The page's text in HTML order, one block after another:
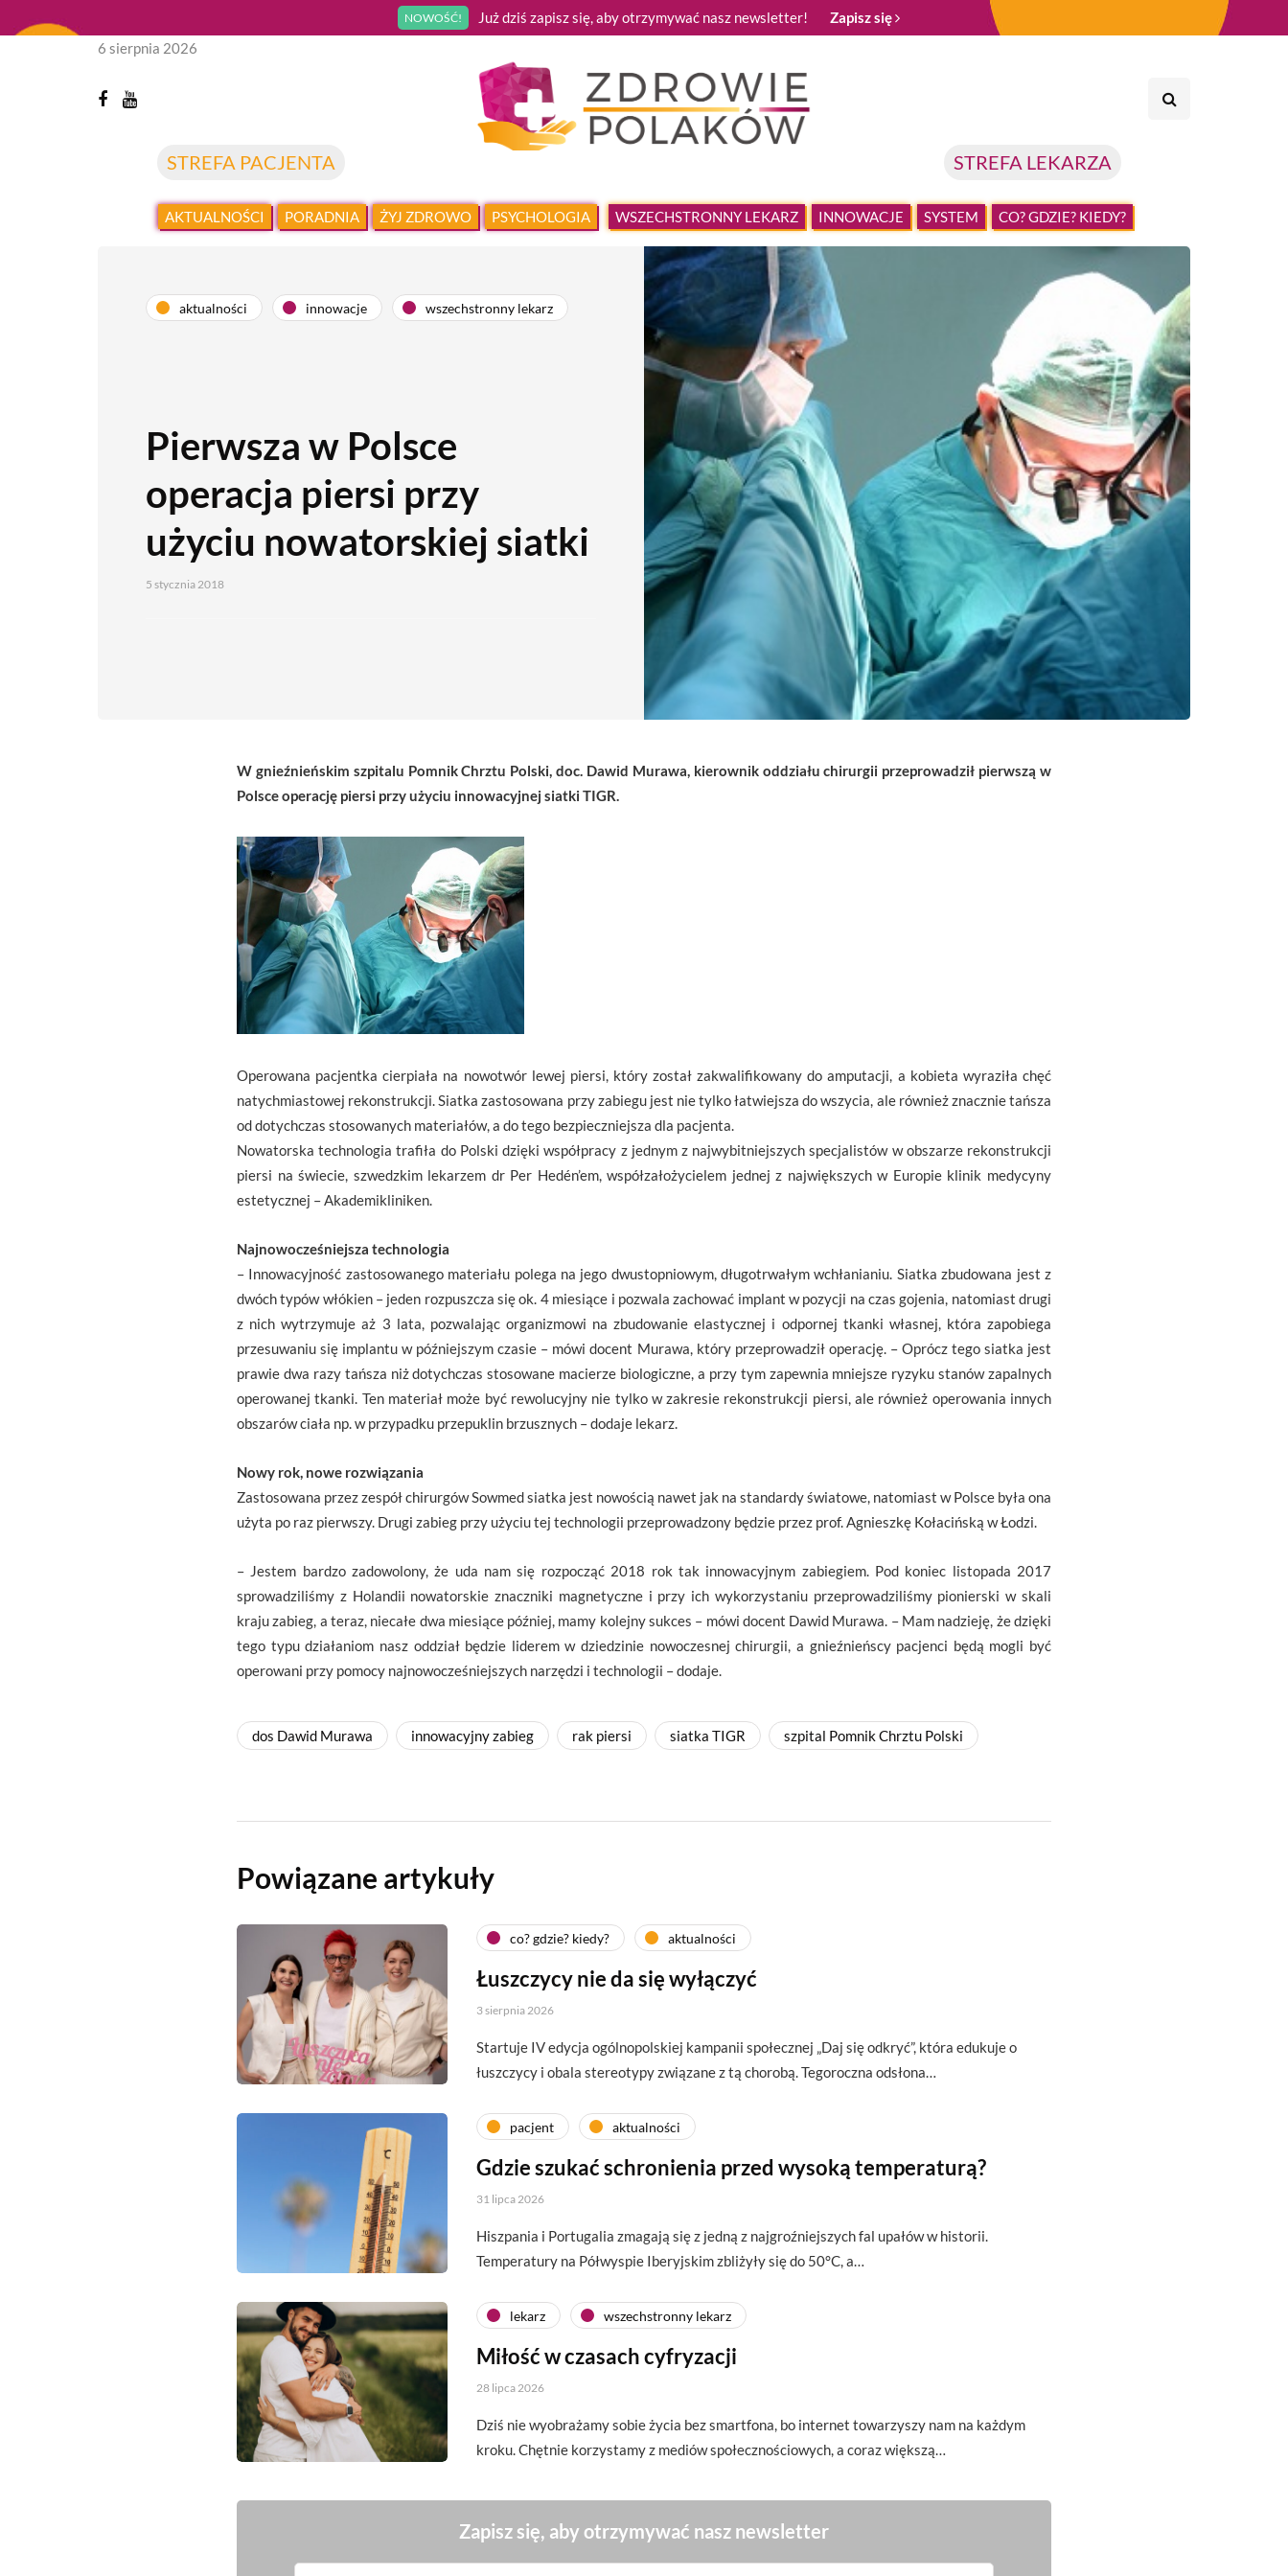
NOWOŚĆ! Już dziś zapisz się, aby otrzymywać nasz newsletter! Zapisz się
STREFA PACJENTA STREFA LEKARZA
6 sierpnia 2026
AKTUALNOŚCI PORADNIA ŻYJ ZDROWO PSYCHOLOGIA WSZECHSTRONNY LEKARZ INNOWACJE SYSTEM CO? GDZIE? KIEDY?
aktualności innowacje wszechstronny lekarz
Pierwsza w Polsce
operacja piersi przy
użyciu nowatorskiej siatki
5 stycznia 2018
W gnieźnieńskim szpitalu Pomnik Chrztu Polski, doc. Dawid Murawa, kierownik oddziału chirurgii przeprowadził pierwszą w
Polsce operację piersi przy użyciu innowacyjnej siatki TIGR.
Operowana pacjentka cierpiała na nowotwór lewej piersi, który został zakwalifikowany do amputacji, a kobieta wyraziła chęć
natychmiastowej rekonstrukcji. Siatka zastosowana przy zabiegu jest nie tylko łatwiejsza do wszycia, ale również znacznie tańsza
od dotychczas stosowanych materiałów, a do tego bezpieczniejsza dla pacjenta.
Nowatorska technologia trafiła do Polski dzięki współpracy z jednym z najwybitniejszych specjalistów w obszarze rekonstrukcji
piersi na świecie, szwedzkim lekarzem dr Per Hedén’em, współzałożycielem jednej z największych w Europie klinik medycyny
estetycznej – Akademikliniken.
Najnowocześniejsza technologia
– Innowacyjność zastosowanego materiału polega na jego dwustopniowym, długotrwałym wchłanianiu. Siatka zbudowana jest z
dwóch typów włókien – jeden rozpuszcza się ok. 4 miesiące i pozwala zachować implant w pozycji na czas gojenia, natomiast drugi
z nich wytrzymuje aż 3 lata, pozwalając organizmowi na zbudowanie elastycznej i odpornej tkanki własnej, która zapobiega
przesuwaniu się implantu w późniejszym czasie – mówi docent Murawa, który przeprowadził operację. – Oprócz tego siatka jest
prawie dwa razy tańsza niż dotychczas stosowane macierze biologiczne, a przy tym zapewnia mniejsze ryzyku stanów zapalnych
operowanej tkanki. Ten materiał może być rewolucyjny nie tylko w zakresie rekonstrukcji piersi, ale również operowania innych
obszarów ciała np. w przypadku przepuklin brzusznych – dodaje lekarz.
Nowy rok, nowe rozwiązania
Zastosowana przez zespół chirurgów Sowmed siatka jest nowością nawet jak na standardy światowe, natomiast w Polsce była ona
użyta po raz pierwszy. Drugi zabieg przy użyciu tej technologii przeprowadzony będzie przez prof. Agnieszkę Kołacińską w Łodzi.
– Jestem bardzo zadowolony, że uda nam się rozpocząć 2018 rok tak innowacyjnym zabiegiem. Pod koniec listopada 2017
sprowadziliśmy z Holandii nowatorskie znaczniki magnetyczne i przy ich wykorzystaniu przeprowadziliśmy pionierski w skali
kraju zabieg, a teraz, niecałe dwa miesiące później, mamy kolejny sukces – mówi docent Dawid Murawa. – Mam nadzieję, że dzięki
tego typu działaniom nasz oddział będzie liderem w dziedzinie nowoczesnej chirurgii, a gnieźnieńscy pacjenci będą mogli być
operowani przy pomocy najnowocześniejszych narzędzi i technologii – dodaje.
dos Dawid Murawa innowacyjny zabieg rak piersi siatka TIGR szpital Pomnik Chrztu Polski
Powiązane artykuły
co? gdzie? kiedy? aktualności
Łuszczycy nie da się wyłączyć
3 sierpnia 2026
Startuje IV edycja ogólnopolskiej kampanii społecznej „Daj się odkryć”, która edukuje o
łuszczycy i obala stereotypy związane z tą chorobą. Tegoroczna odsłona…
pacjent aktualności
Gdzie szukać schronienia przed wysoką temperaturą?
31 lipca 2026
Hiszpania i Portugalia zmagają się z jedną z najgroźniejszych fal upałów w historii.
Temperatury na Półwyspie Iberyjskim zbliżyły się do 50°C, a…
lekarz wszechstronny lekarz
Miłość w czasach cyfryzacji
28 lipca 2026
Dziś nie wyobrażamy sobie życia bez smartfona, bo internet towarzyszy nam na każdym
kroku. Chętnie korzystamy z mediów społecznościowych, a coraz większą…
Zapisz się, aby otrzymywać nasz newsletter